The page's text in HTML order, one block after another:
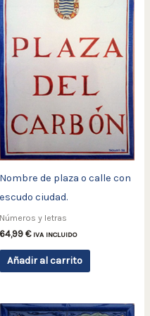
Nombre de plaza o calle con
escudo ciudad.
Números y letras
64,99 € IVA INCLUIDO
Añadir al carrito